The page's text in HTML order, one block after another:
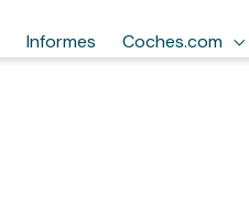
Informes Coches.com